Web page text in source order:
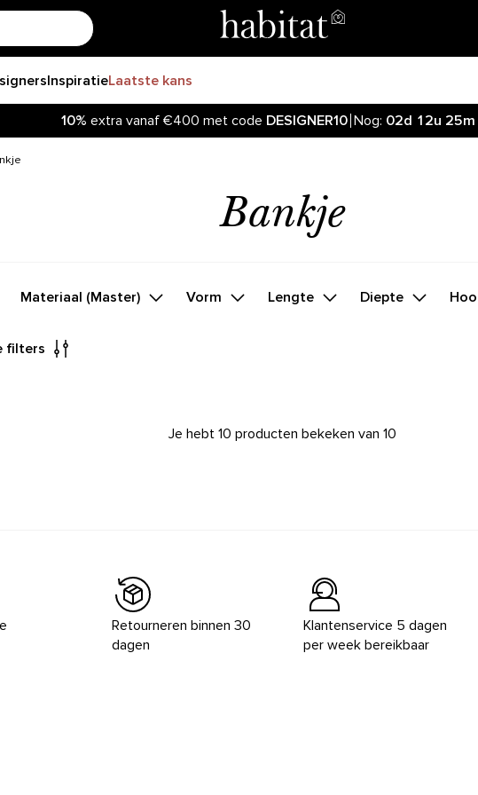
InspiratieLaatste kans
10% extra vanaf €400 met code DESIGNER10 Nog: 02d 12u 25m
Bankje
Materiaal (Master) Vorm Lengte Diepte
filters
Je hebt 10 producten bekeken van 10
Retourneren binnen 30
dagen
Klantenservice 5 dagen
per week bereikbaar